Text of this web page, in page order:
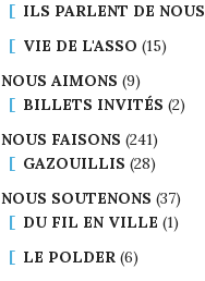
ILS PARLENT DE NOUS
VIE DE L'ASSO (15)
NOUS AIMONS (9)
BILLETS INVITÉS (2)
NOUS FAISONS (241)
GAZOUILLIS (28)
NOUS SOUTENONS (37)
DU FIL EN VILLE (1)
LE POLDER (6)